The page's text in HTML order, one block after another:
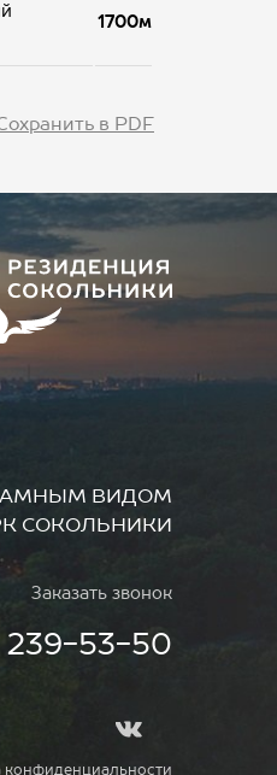
1700м
в PDF
ВИДОМ
СОКОЛЬНИКИ
Заказать звонок
239-53-50
конфиденциальности